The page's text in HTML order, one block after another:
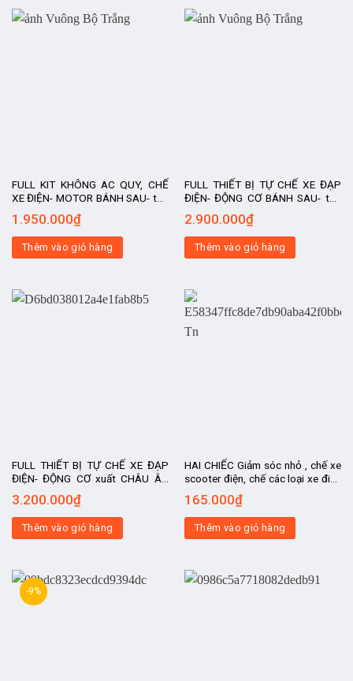
FULL KIT KHÔNG AC QUY, CHẾ
XE ĐIỆN- MOTOR BÁNH SAU- tốc
độ 30-35km/h, kit chế xe điện, xe
chế, động cơ
1.950.000₫
Thêm vào giỏ hàng
FULL THIẾT BỊ TỰ CHẾ XE ĐẠP
ĐIỆN- ĐỘNG CƠ BÁNH SAU- tốc
độ 30-35km/h, kit chế xe điện, xe
chế, động cơ
2.900.000₫
Thêm vào giỏ hàng
FULL THIẾT BỊ TỰ CHẾ XE ĐẠP
ĐIỆN- ĐỘNG CƠ xuất CHÂU ÂU
XOFO BÁNH SAU- tốc độ 30-
35km/h, kit chế xe điện, xe chế,
động cơ
3.200.000₫
Thêm vào giỏ hàng
HAI CHIẾC Giảm sóc nhỏ , chế xe
scooter điện, chế các loại xe điện
165.000₫
Thêm vào giỏ hàng
-9%